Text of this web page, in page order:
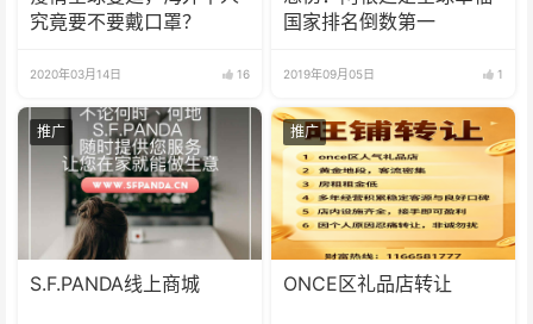
究竟要不要戴口罩？
2020年03月14日 16
国家排名倒数第一
2019年09月05日 1
推广
S.F.PANDA线上商城
推广
ONCE区礼品店转让